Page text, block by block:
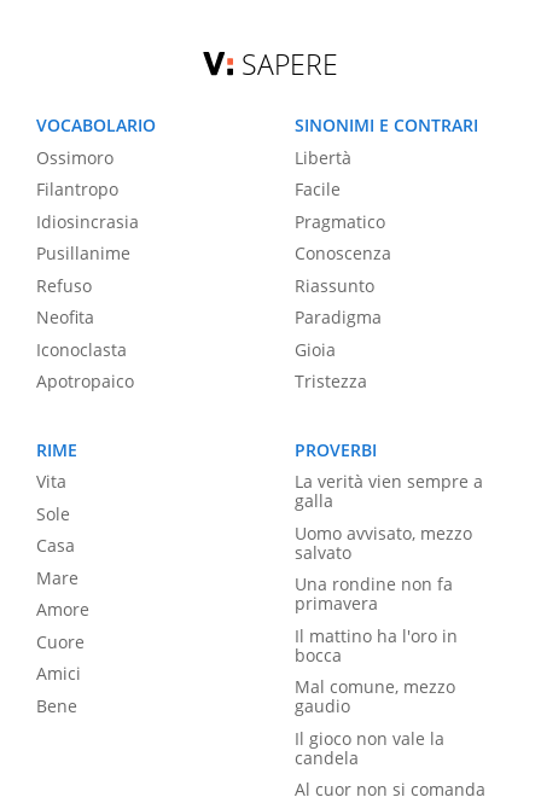
SAPERE
VOCABOLARIO
Ossimoro
Filantropo
Idiosincrasia
Pusillanime
Refuso
Neofita
Iconoclasta
Apotropaico
SINONIMI E CONTRARI
Libertà
Facile
Pragmatico
Conoscenza
Riassunto
Paradigma
Gioia
Tristezza
RIME
Vita
Sole
Casa
Mare
Amore
Cuore
Amici
Bene
PROVERBI
La verità vien sempre a
galla
Uomo avvisato, mezzo
salvato
Una rondine non fa
primavera
Il mattino ha l'oro in
bocca
Mal comune, mezzo
gaudio
Il gioco non vale la
candela
Al cuor non si comanda